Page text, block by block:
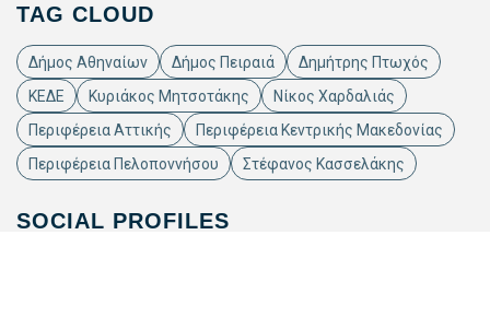
TAG CLOUD
Δήμος Αθηναίων Δήμος Πειραιά
Δημήτρης Πτωχός
ΚΕΔΕ
Κυριάκος Μητσοτάκης
Νίκος Χαρδαλιάς
Περιφέρεια Αττικής
Περιφέρεια Κεντρικής Μακεδονίας
Περιφέρεια Πελοποννήσου
Στέφανος Κασσελάκης
SOCIAL PROFILES